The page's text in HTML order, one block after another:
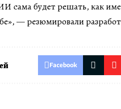
сама будет решать, как
— резюмировали
Facebook